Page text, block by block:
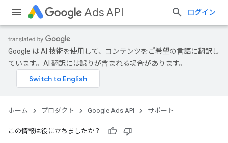
Ads API ログイン
Google は AI 技術を使用して、コンテンツをご希望の言語に翻訳し
ています。AI 翻訳には誤りが含まれる場合があります。
ホーム プロダクト Google Ads API サポート
この情報は役に立ちましたか？